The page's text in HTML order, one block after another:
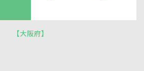
【大阪府】